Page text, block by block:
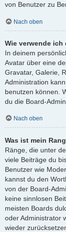
von Benutzer zu
Nach oben
Wie verwende ich
In deinem
Avatar über eine
Gravatar, Galerie,
Administration
benutzen können.
du die Board-
Nach oben
Was ist mein
Ränge, die unter
viele Beiträge du
Benutzer wie
kannst du den
von der Board-
keine sinnlosen
meisten Boards
oder Administrator
wieder